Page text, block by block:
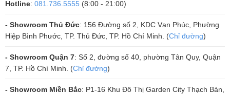
– Giao diện phần mềm chuyên nghiệp, giao diện tổng thể được nâng
Hotline: 081.736.5555 (8:00 - 21:00)
- Showroom Thủ Đức: 156 Đường số 2, KDC Vạn Phúc, Phường
Hiệp Bình Phước, TP. Thủ Đức, TP. Hồ Chí Minh. (Chỉ đường)
- Showroom Quận 7: Số 2, đường số 40, phường Tân Quy, Quận
7, TP. Hồ Chí Minh. (Chỉ đường)
- Showroom Miền Bắc: P1-16 Khu Đô Thị Garden City Thạch Bàn,